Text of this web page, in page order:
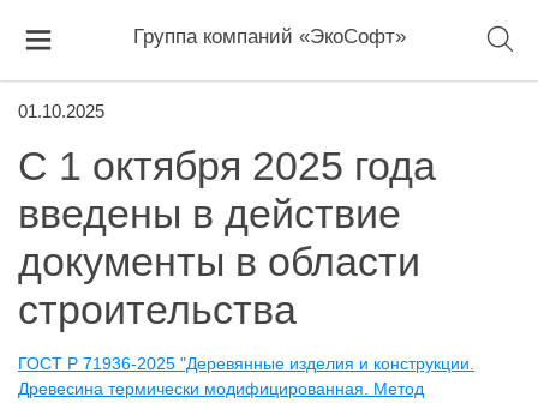
Группа компаний «ЭкоСофт»
01.10.2025
С 1 октября 2025 года
введены в действие
документы в области
строительства
ГОСТ Р 71936-2025 "Деревянные изделия и конструкции.
Древесина термически модифицированная. Метод